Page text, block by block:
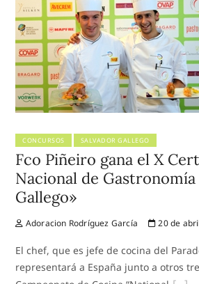
CONCURSOS SALVADOR GALLEGO
Fco Piñeiro gana el X
Nacional de Gastronomía
Gallego»
Adoracion Rodríguez García 20 de
El chef, que es jefe de cocina del
representará a España junto a otros